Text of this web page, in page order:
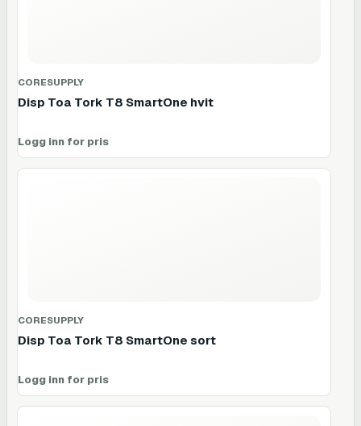
CORESUPPLY
Disp Toa Tork T8 SmartOne hvit
Logg inn for pris
CORESUPPLY
Disp Toa Tork T8 SmartOne sort
Logg inn for pris